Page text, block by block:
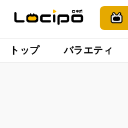
トップ バラエティ